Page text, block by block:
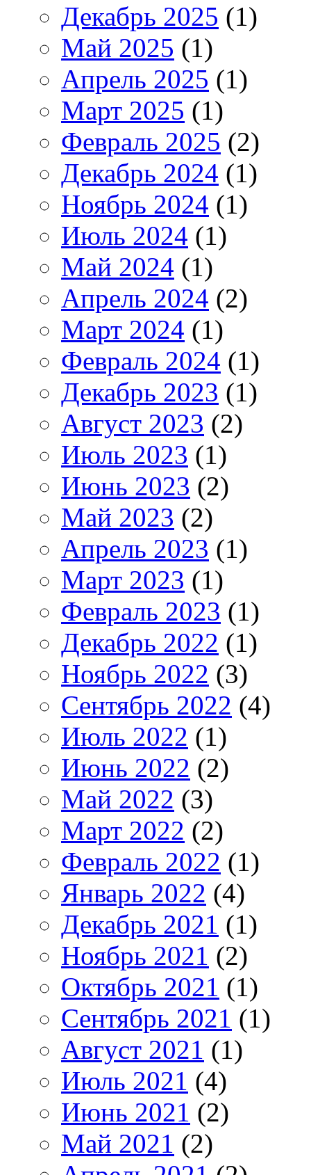
Декабрь 2025 (1)
Май 2025 (1)
Апрель 2025 (1)
Март 2025 (1)
Февраль 2025 (2)
Декабрь 2024 (1)
Ноябрь 2024 (1)
Июль 2024 (1)
Май 2024 (1)
Апрель 2024 (2)
Март 2024 (1)
Февраль 2024 (1)
Декабрь 2023 (1)
Август 2023 (2)
Июль 2023 (1)
Июнь 2023 (2)
Май 2023 (2)
Апрель 2023 (1)
Март 2023 (1)
Февраль 2023 (1)
Декабрь 2022 (1)
Ноябрь 2022 (3)
Сентябрь 2022 (4)
Июль 2022 (1)
Июнь 2022 (2)
Май 2022 (3)
Март 2022 (2)
Февраль 2022 (1)
Январь 2022 (4)
Декабрь 2021 (1)
Ноябрь 2021 (2)
Октябрь 2021 (1)
Сентябрь 2021 (1)
Август 2021 (1)
Июль 2021 (4)
Июнь 2021 (2)
Май 2021 (2)